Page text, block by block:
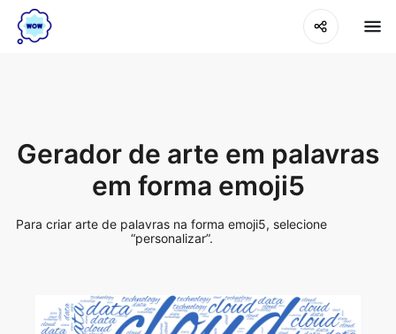
Gerador de arte em palavras
em forma emoji5
Para criar arte de palavras na forma emoji5, selecione
“personalizar”.